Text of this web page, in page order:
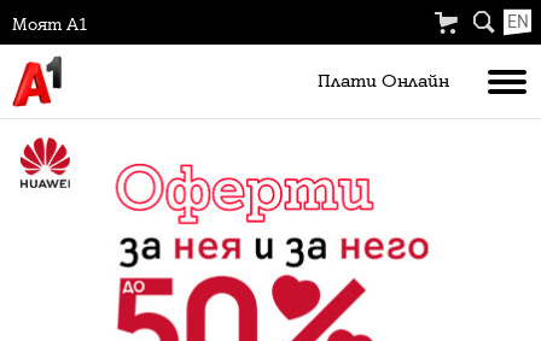
Моят А1 EN
Плати Oнлайн